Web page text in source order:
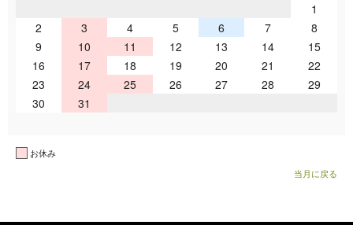
1
2
3 4 5 6 7
8
9
10 11 12 13 14
15
16
17 18 19 20 21
22
23
24 25 26 27 28
29
30
31
お休み
当月に戻る